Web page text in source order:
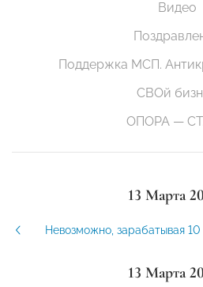
Видео
Поддержка МСП.
СВОй
ОПОРА —
13 Марта
Невозможно, зарабатывая 10
13 Марта